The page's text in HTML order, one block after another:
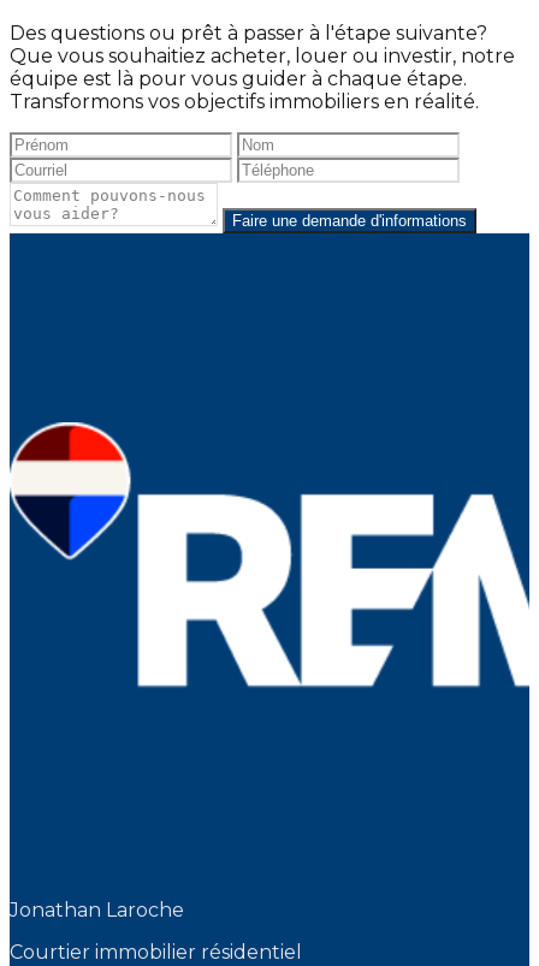
Des questions ou prêt à passer à l'étape suivante?
Que vous souhaitiez acheter, louer ou investir, notre
équipe est là pour vous guider à chaque étape.
Transformons vos objectifs immobiliers en réalité.
Faire une demande d'informations
Jonathan Laroche
Courtier immobilier résidentiel